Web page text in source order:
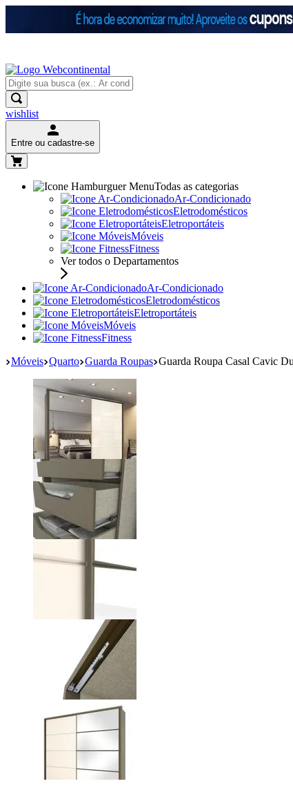
wishlist
Entre ou cadastre-se
Todas as categorias
Ar-Condicionado
Eletrodomésticos
Eletroportáteis
Móveis
Fitness
Ver todos o Departamentos
Ar-Condicionado
Eletrodomésticos
Eletroportáteis
Móveis
Fitness
Móveis Quarto Guarda Roupas Guarda Roupa Casal Cavic